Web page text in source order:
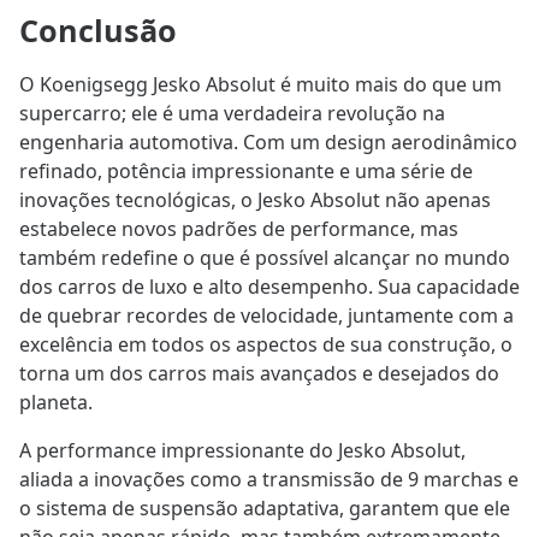
Conclusão
O Koenigsegg Jesko Absolut é muito mais do que um
supercarro; ele é uma verdadeira revolução na
engenharia automotiva. Com um design aerodinâmico
refinado, potência impressionante e uma série de
inovações tecnológicas, o Jesko Absolut não apenas
estabelece novos padrões de performance, mas
também redefine o que é possível alcançar no mundo
dos carros de luxo e alto desempenho. Sua capacidade
de quebrar recordes de velocidade, juntamente com a
excelência em todos os aspectos de sua construção, o
torna um dos carros mais avançados e desejados do
planeta.
A performance impressionante do Jesko Absolut,
aliada a inovações como a transmissão de 9 marchas e
o sistema de suspensão adaptativa, garantem que ele